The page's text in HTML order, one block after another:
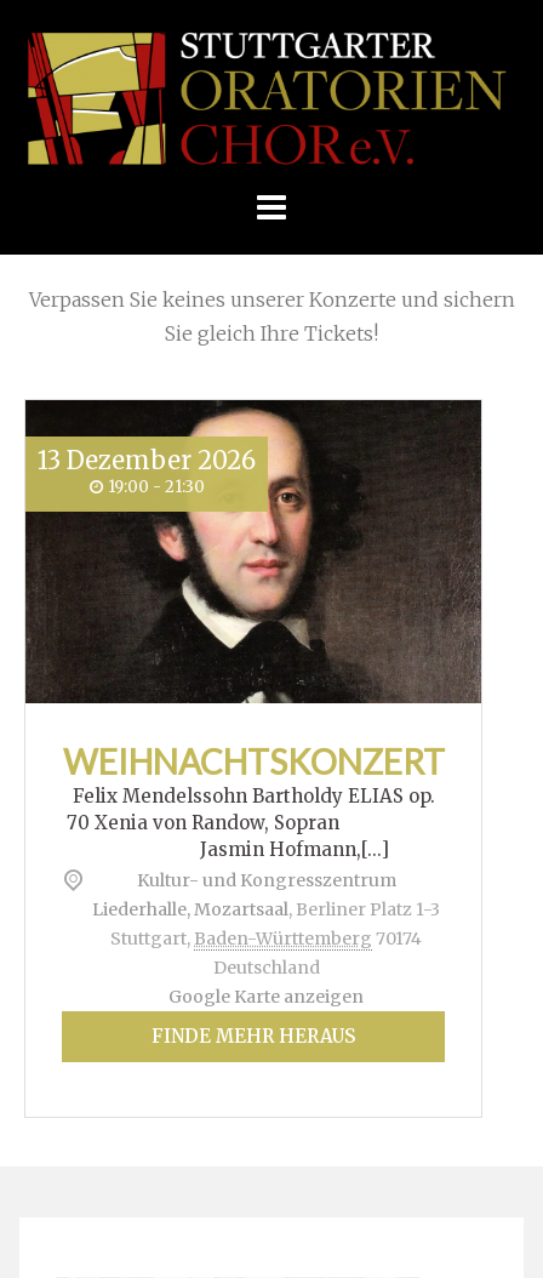
Skip
E.V.
Home Summer Concerts
Verpassen Sie keines unserer Konzerte und sichern
Sie gleich Ihre Tickets!
13 Dezember 2026
19:00 - 21:30
WEIHNACHTSKONZERT
Felix Mendelssohn Bartholdy ELIAS op.
70 Xenia von Randow, Sopran
Jasmin Hofmann,[...]
Kultur- und Kongresszentrum
Liederhalle, Mozartsaal, Berliner Platz 1-3
Stuttgart, Baden-Württemberg 70174
Deutschland
Google Karte anzeigen
FINDE MEHR HERAUS